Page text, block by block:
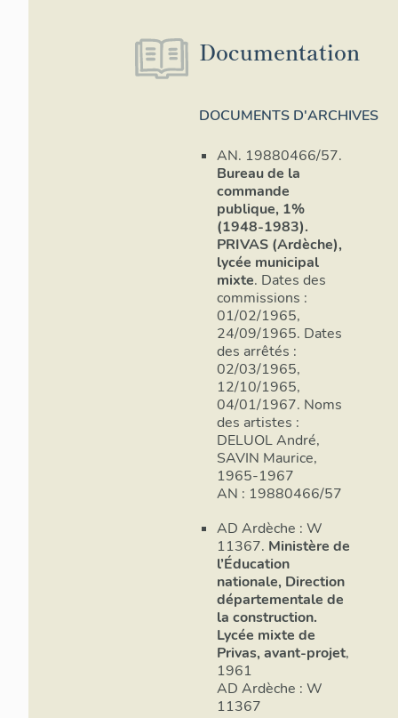
Documentation
DOCUMENTS D'ARCHIVES
AN. 19880466/57.
Bureau de la
commande
publique, 1%
(1948-1983).
PRIVAS (Ardèche),
lycée municipal
mixte. Dates des
commissions :
01/02/1965,
24/09/1965. Dates
des arrêtés :
02/03/1965,
12/10/1965,
04/01/1967. Noms
des artistes :
DELUOL André,
SAVIN Maurice,
1965-1967
AN : 19880466/57
AD Ardèche : W
11367. Ministère de
l’Éducation
nationale, Direction
départementale de
la construction.
Lycée mixte de
Privas, avant-projet,
1961
AD Ardèche : W
11367